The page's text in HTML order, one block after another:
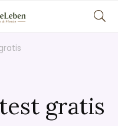
gratis